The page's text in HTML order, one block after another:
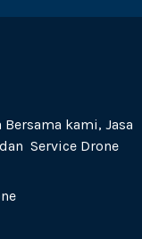
kami, Jasa
Service Drone